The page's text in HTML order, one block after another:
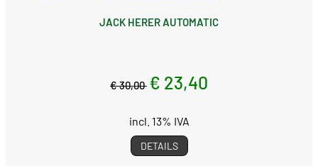
JACK HERER AUTOMATIC
€ 30,00 € 23,40
incl. 13% IVA
DETAILS